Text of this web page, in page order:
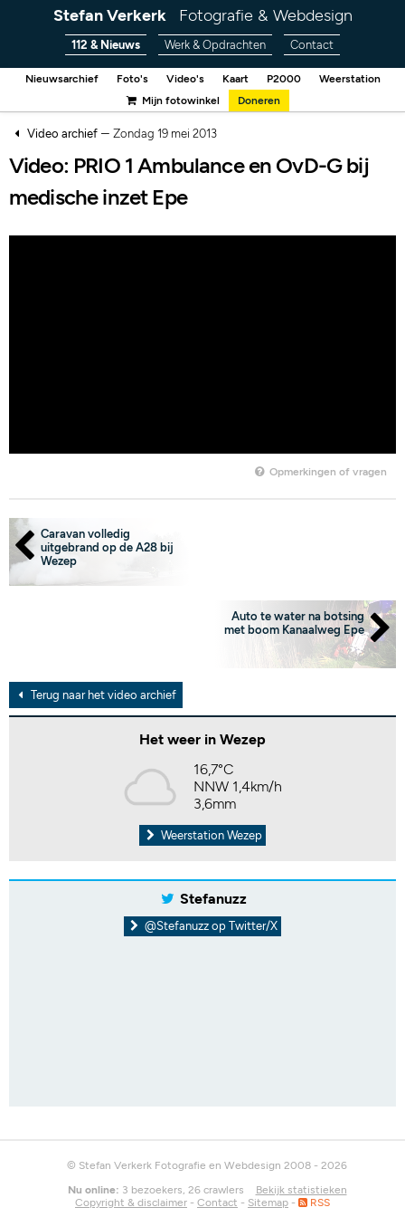
Stefan Verkerk Fotografie & Webdesign
112 & Nieuws Werk & Opdrachten Contact
Nieuwsarchief Foto's Video's Kaart P2000
Weerstation
Mijn fotowinkel
Doneren
Video archief– Zondag 19 mei 2013
Video: PRIO 1 Ambulance en OvD-G bij
medische inzet Epe
Opmerkingen of vragen
Caravan volledig
uitgebrand op de A28 bij
Wezep
Auto te water na botsing
met boom Kanaalweg Epe
Terug naar het video archief
Het weer in Wezep
16,7°C
NNW 1,4km/h
3,6mm
Weerstation Wezep
Stefanuzz
@Stefanuzz op Twitter/X
© Stefan Verkerk Fotografie en Webdesign 2008 - 2026
Nu online: 3 bezoekers, 26 crawlers
Bekijk statistieken
Copyright & disclaimer - Contact - Sitemap - RSS